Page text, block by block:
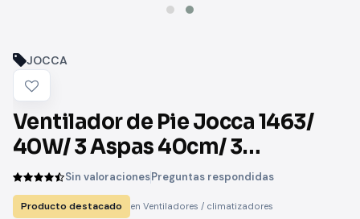
JOCCA
Ventilador de Pie Jocca 1463/
40W/ 3 Aspas 40cm/ 3
velocidades
Sin valoracionesPreguntas respondidas
Producto destacado en Ventiladores / climatizadores